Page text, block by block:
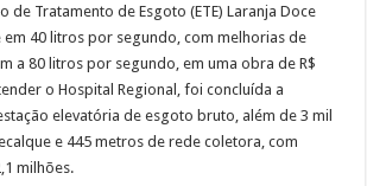
de Tratamento de Esgoto (ETE) Laranja Doce
em 40 litros por segundo, com melhorias de
a 80 litros por segundo, em uma obra de R$
o Hospital Regional, foi concluída a
elevatória de esgoto bruto, além de 3 mil
e 445 metros de rede coletora, com
milhões.